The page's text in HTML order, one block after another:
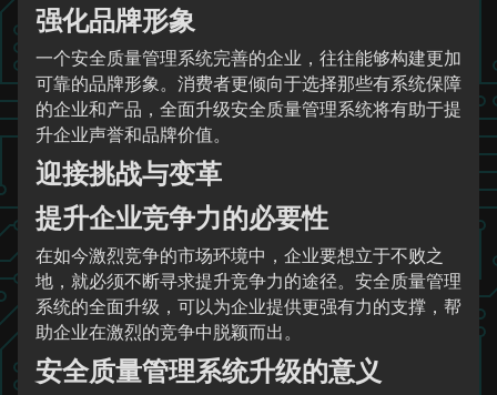
强化品牌形象
一个安全质量管理系统完善的企业，往往能够构建更加
可靠的品牌形象。消费者更倾向于选择那些有系统保障
的企业和产品，全面升级安全质量管理系统将有助于提
升企业声誉和品牌价值。
迎接挑战与变革
提升企业竞争力的必要性
在如今激烈竞争的市场环境中，企业要想立于不败之
地，就必须不断寻求提升竞争力的途径。安全质量管理
系统的全面升级，可以为企业提供更强有力的支撑，帮
助企业在激烈的竞争中脱颖而出。
安全质量管理系统升级的意义